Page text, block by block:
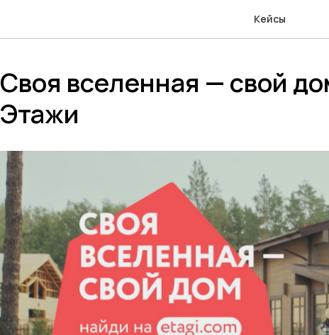
Кейсы
Своя вселенная — свой
Этажи